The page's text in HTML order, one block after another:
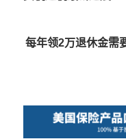
航
每年领2万退休金需